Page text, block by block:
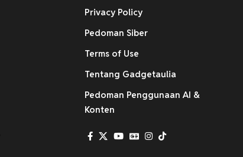
Privacy Policy
Pedoman Siber
Terms of Use
Tentang Gadgetaulia
Pedoman Penggunaan AI &
Konten